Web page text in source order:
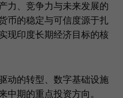
力、竞争力与未来发展的
币的稳定与可信度源于扎
现印度长期经济目标的核
动的转型、数字基础设施
中期的重点投资方向。